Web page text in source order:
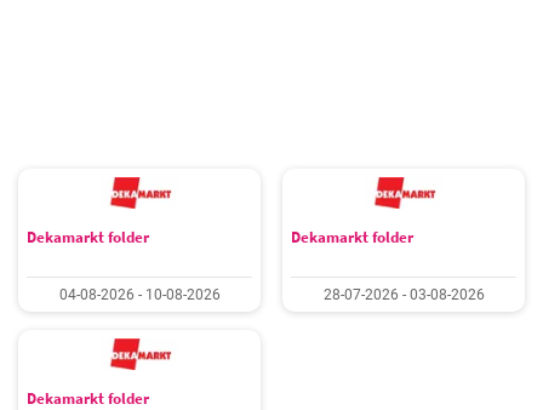
Dekamarkt folder
04-08-2026 - 10-08-2026
Dekamarkt folder
28-07-2026 - 03-08-2026
Dekamarkt folder